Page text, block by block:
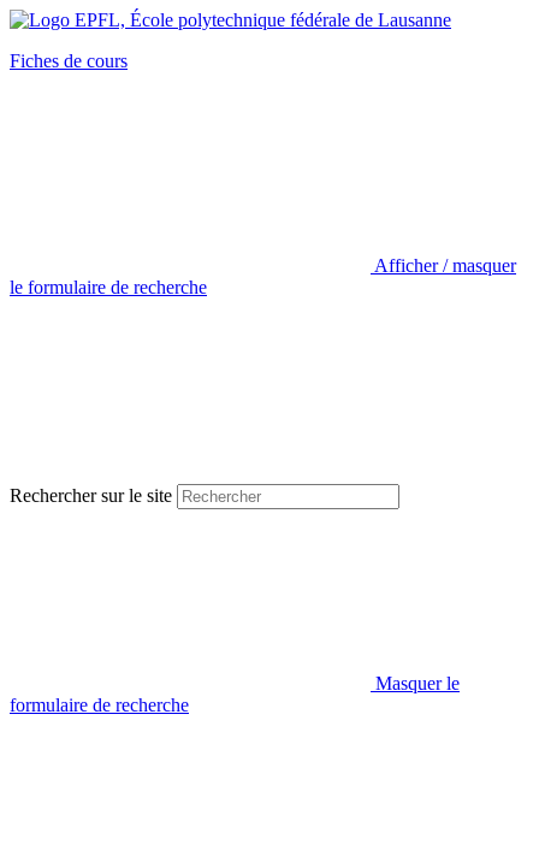
Fiches de cours
Afficher / masquer
le formulaire de recherche
Rechercher sur le site
Masquer le
formulaire de recherche